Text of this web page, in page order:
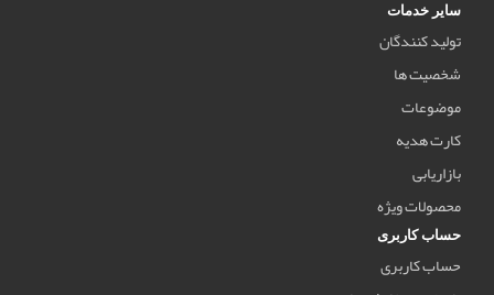
سایر خدمات
تولید کنندگان
شخصیت ها
موضوعات
کارت هدیه
بازاریابی
محصولات ویژه
حساب کاربری
حساب کاربری